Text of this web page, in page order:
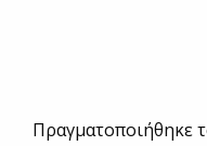
Πραγματοποιήθηκε